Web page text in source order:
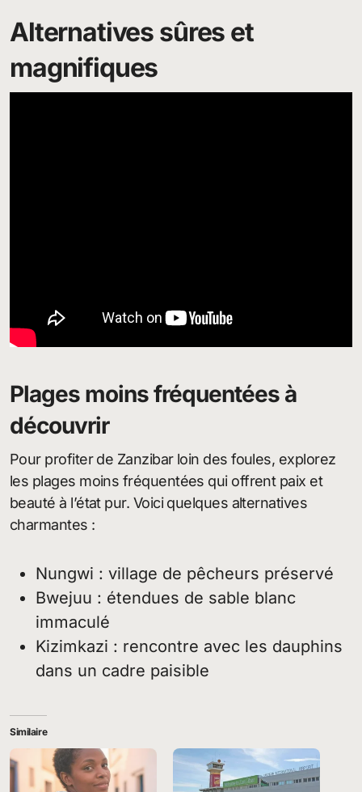
Alternatives sûres et
magnifiques
Plages moins fréquentées à
découvrir
Pour profiter de Zanzibar loin des foules, explorez
les plages moins fréquentées qui offrent paix et
beauté à l’état pur. Voici quelques alternatives
charmantes :
Nungwi : village de pêcheurs préservé
Bwejuu : étendues de sable blanc
immaculé
Kizimkazi : rencontre avec les dauphins
dans un cadre paisible
Similaire